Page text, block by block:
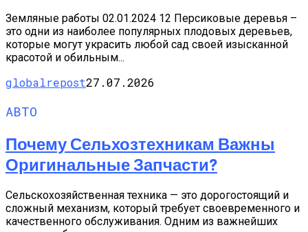
Земляные работы 02.01.2024 12 Персиковые деревья –
это одни из наиболее популярных плодовых деревьев,
которые могут украсить любой сад своей изысканной
красотой и обильным...
globalrepost27.07.2026
АВТО
Почему Сельхозтехникам Важны
Оригинальные Запчасти?
Сельскохозяйственная техника — это дорогостоящий и
сложный механизм, который требует своевременного и
качественного обслуживания. Одним из важнейших